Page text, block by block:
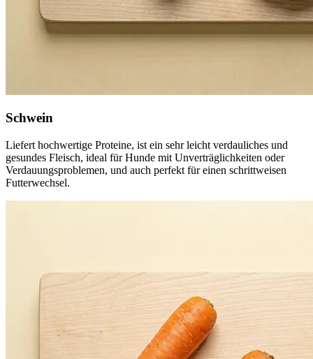
Schwein
Liefert hochwertige Proteine, ist ein sehr leicht verdauliches und
gesundes Fleisch, ideal für Hunde mit Unverträglichkeiten oder
Verdauungsproblemen, und auch perfekt für einen schrittweisen
Futterwechsel.